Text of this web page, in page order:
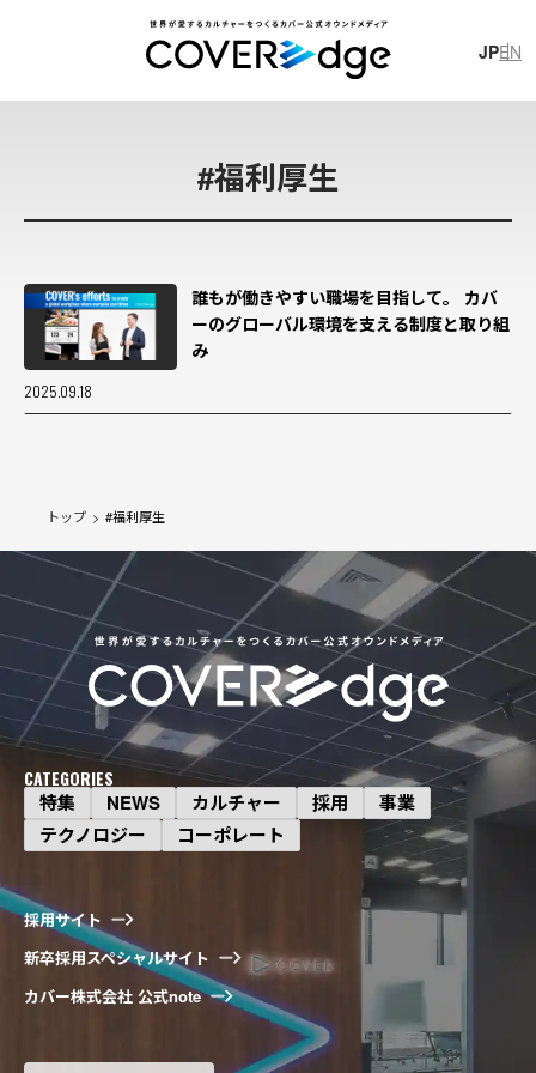
EN
JP
#イラ スト制作 #ホロプ ラス #技術ブログ
#獅白ぼたん
事業
タレントの「やりたいこと」を掘り下げ
る。ホロライブのイラストができるまで
2026.08.06
#福利厚生
誰もが働きやすい職場を目指して。 カバ
ーのグローバル環境を支える制度と取り組
み
2025.09.18
トップ #福利厚生
CATEGORIES
特集 NEWS カルチャー 採用
事業
テクノロジー
コーポレート
採用サイト
新卒採用スペシャルサイト
カバー株式会社 公式note